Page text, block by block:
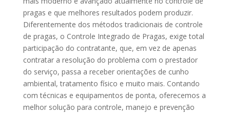
pragas e que melhores resultados podem produzir.
Diferentemente dos métodos tradicionais de controle
de pragas, o Controle Integrado de Pragas, exige total
participação do contratante, que, em vez de apenas
contratar a resolução do problema com o prestador
do serviço, passa a receber orientações de cunho
ambiental, tratamento físico e muito mais. Contando
com técnicas e equipamentos de ponta, oferecemos a
melhor solução para controle, manejo e prevenção